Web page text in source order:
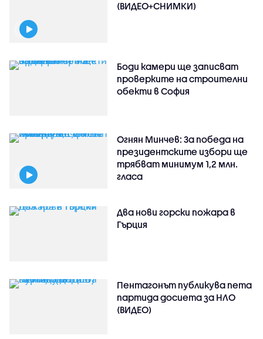
(ВИДЕО+СНИМКИ)
Боди камери ще записват
проверките на строителни
обекти в София
Огнян Минчев: За победа на
президентските избори ще
трябват минимум 1,2 млн.
гласа
Два нови горски пожара в
Гърция
Пентагонът публикува пета
партида досиета за НЛО
(ВИДЕО)